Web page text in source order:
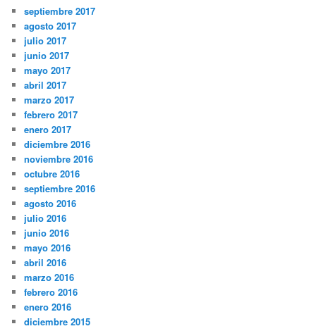
septiembre 2017
agosto 2017
julio 2017
junio 2017
mayo 2017
abril 2017
marzo 2017
febrero 2017
enero 2017
diciembre 2016
noviembre 2016
octubre 2016
septiembre 2016
agosto 2016
julio 2016
junio 2016
mayo 2016
abril 2016
marzo 2016
febrero 2016
enero 2016
diciembre 2015